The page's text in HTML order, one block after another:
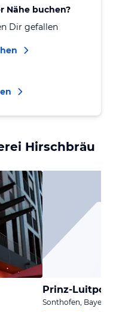
Nähe buchen?
Dir gefallen
Hirschbräu
Prinz-
Sonthofen, Bayern